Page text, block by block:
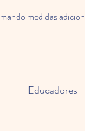
medidas
Educadores